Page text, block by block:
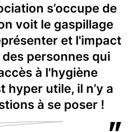
s’occupe de
voit le gaspillage
et l'impact
personnes qui
à l'hygiène
hyper utile, il n’y a
à se poser !